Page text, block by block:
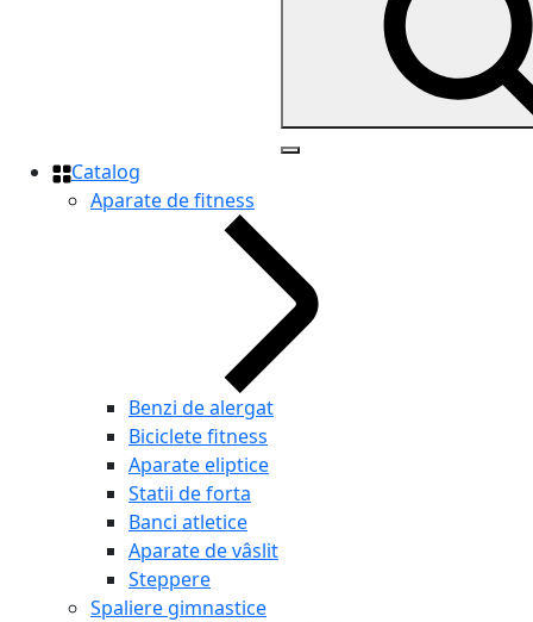
Catalog
Aparate de fitness
Benzi de alergat
Biciclete fitness
Aparate eliptice
Statii de forta
Banci atletice
Aparate de vâslit
Steppere
Spaliere gimnastice